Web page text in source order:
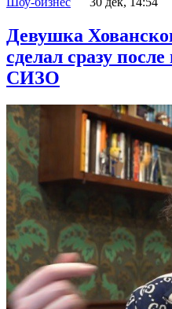
Девушка
сделал сразу
СИЗО